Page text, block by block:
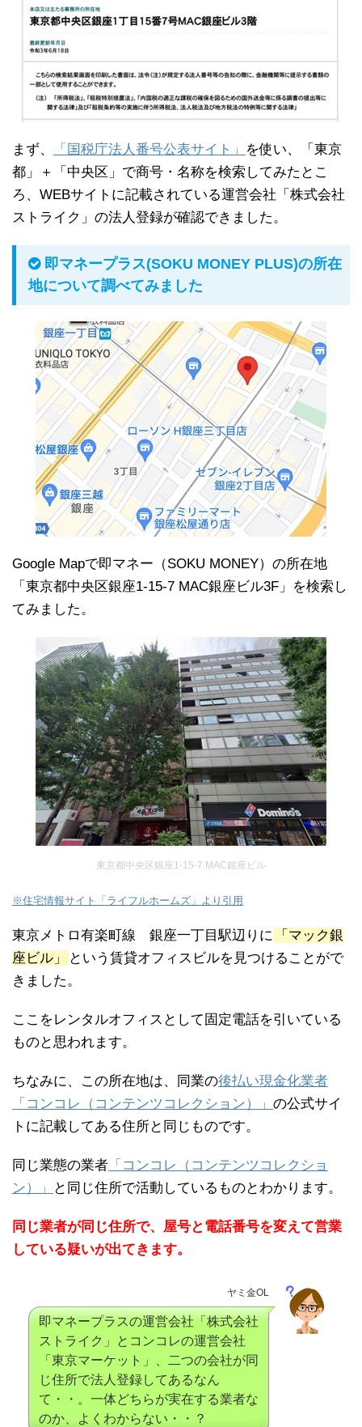
まず、 「国税庁法人番号公表サイト」
を使い、「東京
都」＋「中央区」で商号・名称を検索してみたとこ
ろ、WEBサイトに記載されている運営会社「株式会社
ストライク」の法人登録が確認できました。
即マネープラス(SOKU MONEY PLUS)の所在
地について調べてみました
Google Mapで即マネー（SOKU MONEY）の所在地
「東京都中央区銀座1-15-7 MAC銀座ビル3F」を検索し
てみました。
東京都中央区銀座1-15-7 MAC銀座ビル
※住宅情報サイト「ライフルホームズ」より引用
東京メトロ有楽町線 銀座一丁目駅辺りに
「マック銀
座ビル」
という賃貸オフィスビルを見つけることがで
きました。
ここをレンタルオフィスとして固定電話を引いている
ものと思われます。
ちなみに、この所在地は、同業の後払い現金化業者
「コンコレ（コンテンツコレクション）」 の公式サイ
トに記載してある住所と同じものです。
同じ業態の業者 「コンコレ（コンテンツコレクショ
ン）」
と同じ住所で活動しているものとわかります。
同じ業者が同じ住所で、屋号と電話番号を変えて営業
している疑いが出てきます。
ヤミ金OL
即マネープラスの運営会社「株式会社
ストライク」とコンコレの運営会社
「東京マーケット」、二つの会社が同
じ住所で法人登録してあるなん
て・・。一体どちらが実在する業者な
のか、よくわからない・・？